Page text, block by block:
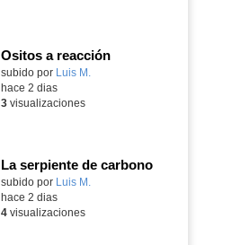
Ositos a reacción
Contenido educativo.
subido por Luis M.
hace 2 dias
3visualizaciones
La serpiente de carbono
Contenido educativo.
subido por Luis M.
hace 2 dias
4visualizaciones